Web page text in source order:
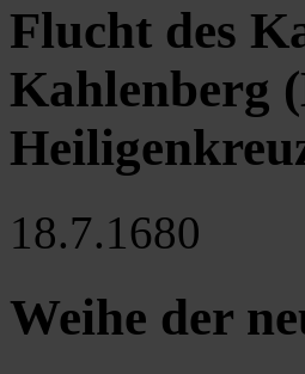
Flucht des
Kahlenberg
18.7.1680
Weihe der